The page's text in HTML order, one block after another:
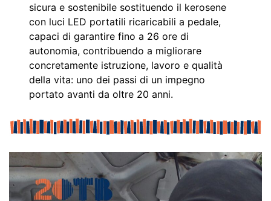
sicura e sostenibile sostituendo il kerosene
con luci LED portatili ricaricabili a pedale,
capaci di garantire fino a 26 ore di
autonomia, contribuendo a migliorare
concretamente istruzione, lavoro e qualità
della vita: uno dei passi di un impegno
portato avanti da oltre 20 anni.